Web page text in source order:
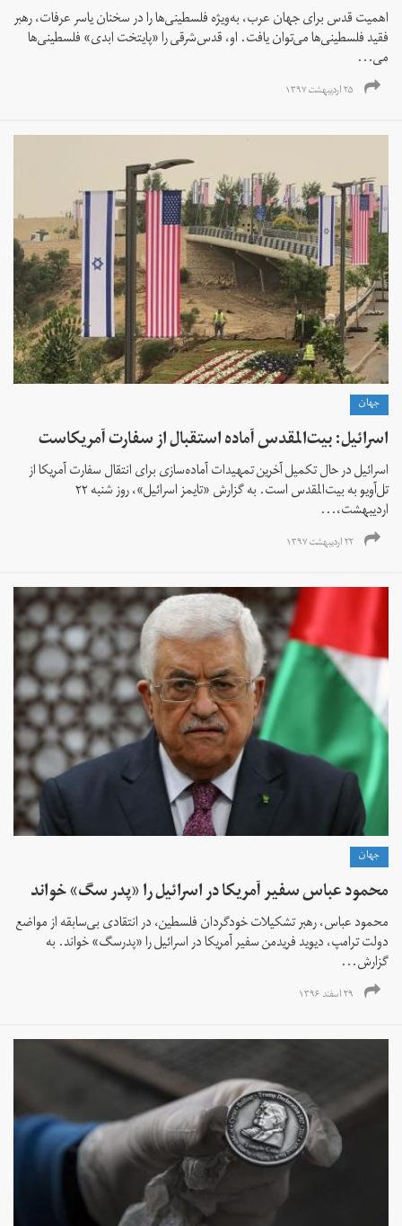
اهمیت قدس برای جهان عرب، به‌ویژه فلسطینی‌ها را در سخنان یاسر عرفات، رهبر
فقید فلسطینی‌ها می‌توان یافت. او، قدس‌شرقی را «پایتخت ابدی» فلسطینی‌ها
می‌...
۲۵ اردیبهشت ۱۳۹۷
جهان
اسرائیل: بیت‌المقدس آماده استقبال از سفارت آمریکاست
اسرائیل در حال تکمیل آخرین تمهیدات آماده‌سازی برای انتقال سفارت آمریکا از
تل‌آویو به بیت‌المقدس است. به گزارش «تایمز اسرائیل»، روز شنبه ۲۲
اردیبهشت،...
۲۲ اردیبهشت ۱۳۹۷
جهان
محمود عباس سفیر آمریکا در اسرائیل را «پدر سگ» خواند
محمود عباس، رهبر تشکیلات خودگردان فلسطین، در انتقادی بی‌سابقه از مواضع
دولت ترامپ، دیوید فریدمن سفیر آمریکا در اسرائیل را «پدرسگ» خواند. به
گزارش...
۲۹ اسفند ۱۳۹۶